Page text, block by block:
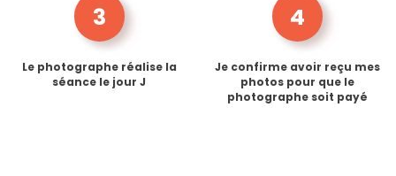
3
Le photographe réalise la
séance le jour J
4
Je confirme avoir reçu mes
photos pour que le
photographe soit payé